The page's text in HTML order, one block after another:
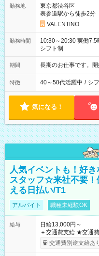
勤務地
東京都渋谷区
表参道駅から徒歩2分
VALENTINO
勤務時間
10:30～20:30 実働7.5時間／休憩1.5時間 営業時間に合わせた
シフト制
期間 長期のお仕事です。
特徴 40～50代活躍中 / シ
気になる！
人気イベントも！好
スタッフ☆来社不要！
える日払い/T1
アルバイト 職種未経験OK
給与
日給13,000円～
＋交通費支給 ★交通費全額支給！ ┗案件により規定あり ★日払
いOK！（規定あり）
ンビニATMから 日払い分を
交通費別途支給あ